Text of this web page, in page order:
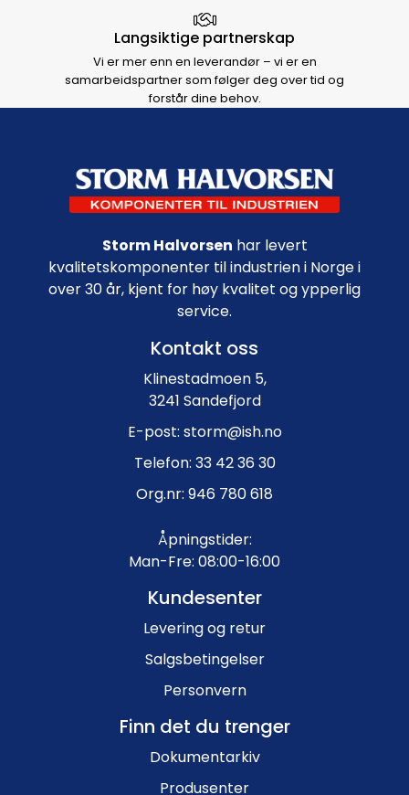
Langsiktige partnerskap
Vi er mer enn en leverandør – vi er en
samarbeidspartner som følger deg over tid og
forstår dine behov.
Footer navigation
Storm Halvorsen har levert
kvalitetskomponenter til industrien i Norge i
over 30 år, kjent for høy kvalitet og ypperlig
service.
Kontakt oss
Klinestadmoen 5,
3241 Sandefjord
E-post: storm@ish.no
Telefon: 33 42 36 30
Org.nr: 946 780 618
Åpningstider:
Man-Fre: 08:00-16:00
Kundesenter
Levering og retur
Salgsbetingelser
Personvern
Finn det du trenger
Dokumentarkiv
Produsenter